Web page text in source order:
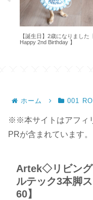
【誕生日】2歳になりました
Happy 2nd Birthday 】
ホーム 001
※※本サイトはアフィ
PRが含まれています
Artek◇リビング
ルテック3本脚
60】